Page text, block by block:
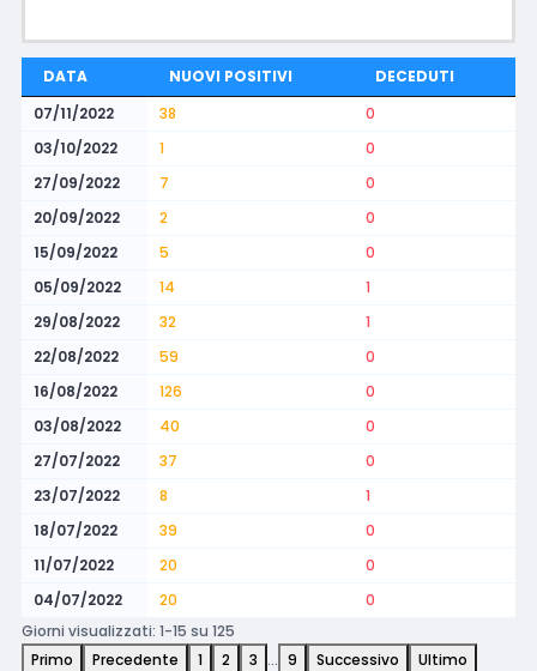
DATA NUOVI POSITIVI
DECEDUTI
07/11/2022
38
0
03/10/2022
1
0
27/09/2022
7
0
20/09/2022
2
0
15/09/2022
5
0
05/09/2022
14
1
29/08/2022
32
1
22/08/2022
59
0
16/08/2022
126
0
03/08/2022
40
0
27/07/2022
37
0
23/07/2022
8
1
18/07/2022
39
0
11/07/2022
20
0
04/07/2022
20
0
Giorni visualizzati: 1-15 su 125
Primo
Precedente 1 2 3 … 9 Successivo Ultimo